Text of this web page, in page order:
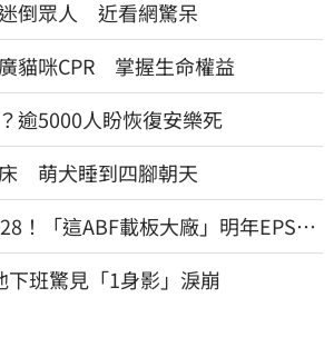
倒眾人 近看網驚呆
貓咪CPR 掌握生命權益
逾5000人盼恢復安樂死
萌犬睡到四腳朝天
！「這ABF載板大廠」明年EPS上
1000元
下班驚見「1身影」淚崩